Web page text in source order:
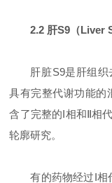
2.2 肝S9（Liver
肝脏S9是肝组织
具有完整代谢功能的
含了完整的I相和Ⅱ相
轮廓研究。
有的药物经过I相